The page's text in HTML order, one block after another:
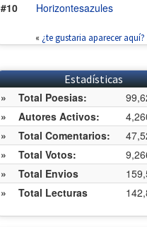
#10
Horizontesazules
« ¿te gustaria aparecer aquí?
Estadísticas
»
Total Poesias:
»
Autores Activos:
»
Total Comentarios:
»
Total Votos:
»
Total Envios
»
Total Lecturas